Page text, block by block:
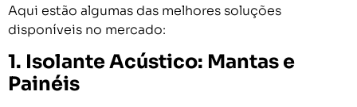
Aqui estão algumas das melhores soluções
disponíveis no mercado:
1. Isolante Acústico: Mantas e
Painéis